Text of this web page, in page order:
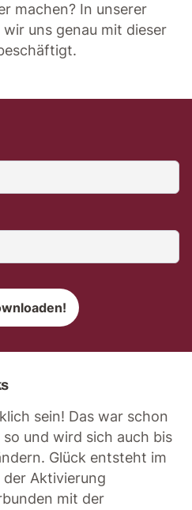
machen? In unserer
uns genau mit dieser
sein! Das war schon
und wird sich auch bis
Glück entsteht im
Aktivierung
mit der